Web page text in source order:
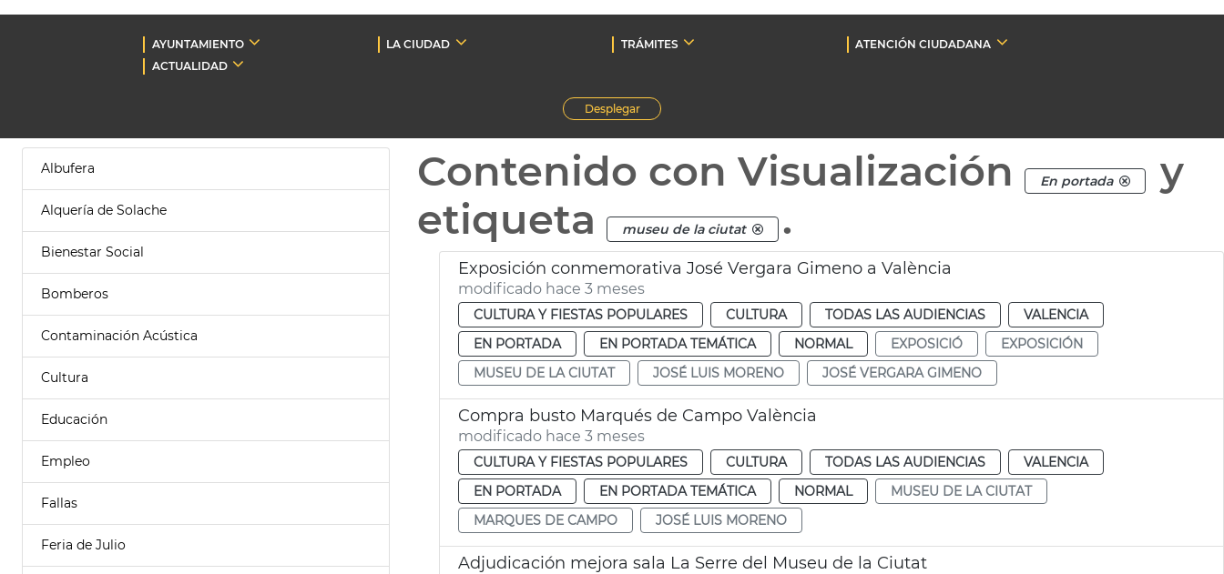
AYUNTAMIENTO LA CIUDAD TRÁMITES
ATENCIÓN CIUDADANA
ACTUALIDAD
Desplegar
Albufera
Alquería de Solache
Bienestar Social
Bomberos
Contaminación Acústica
Cultura
Educación
Empleo
Fallas
Feria de Julio
Contenido con Visualización En portada
y
etiqueta
museu de la ciutat .
Exposición conmemorativa José Vergara Gimeno a València
modificado hace 3 meses
CULTURA Y FIESTAS POPULARES CULTURA TODAS LAS AUDIENCIAS
VALENCIA
EN PORTADA
EN PORTADA TEMÁTICA NORMAL EXPOSICIÓ
EXPOSICIÓN
MUSEU DE LA CIUTAT
JOSÉ LUIS MORENO JOSÉ VERGARA GIMENO
Compra busto Marqués de Campo València
modificado hace 3 meses
CULTURA Y FIESTAS POPULARES CULTURA TODAS LAS AUDIENCIAS
VALENCIA
EN PORTADA
EN PORTADA TEMÁTICA NORMAL
MUSEU DE LA CIUTAT
MARQUES DE CAMPO
JOSÉ LUIS MORENO
Adjudicación mejora sala La Serre del Museu de la Ciutat